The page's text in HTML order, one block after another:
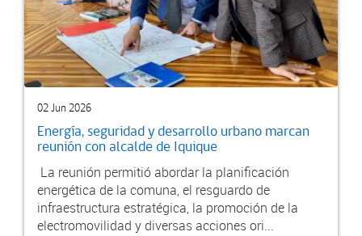
02 Jun 2026
Energía, seguridad y desarrollo urbano marcan
reunión con alcalde de Iquique
La reunión permitió abordar la planificación
energética de la comuna, el resguardo de
infraestructura estratégica, la promoción de la
electromovilidad y diversas acciones ori...